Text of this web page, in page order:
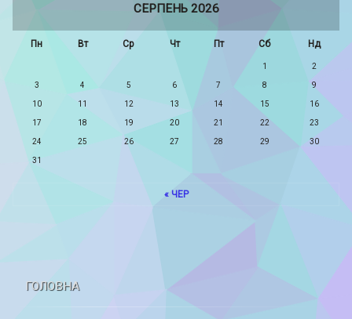
СЕРПЕНЬ 2026
Пн Вт Ср Чт Пт Сб Нд
1 2
3 4 5 6 7 8 9
10 11 12 13 14 15 16
17 18 19 20 21 22 23
24 25 26 27 28 29 30
31
« ЧЕР
ГОЛОВНА